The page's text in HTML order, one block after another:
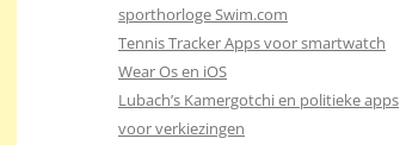
sporthorloge Swim.com
Tennis Tracker Apps voor smartwatch
Wear Os en iOS
Lubach’s Kamergotchi en politieke apps
voor verkiezingen